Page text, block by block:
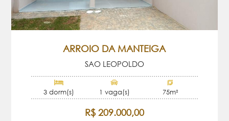
ARROIO DA MANTEIGA
SAO LEOPOLDO
3 dorm(s) 1 vaga(s) 75m²
R$ 209.000,00